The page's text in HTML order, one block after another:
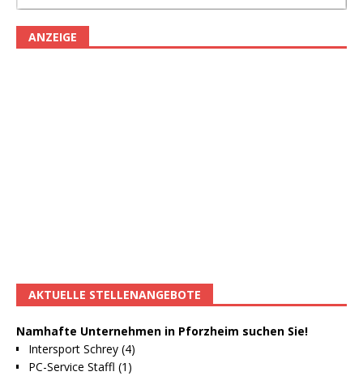
ANZEIGE
AKTUELLE STELLENANGEBOTE
Namhafte Unternehmen in Pforzheim suchen Sie!
Intersport Schrey (4)
PC-Service Staffl (1)